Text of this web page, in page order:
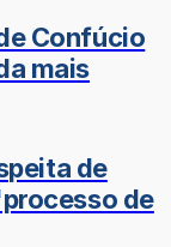
Confúcio
mais
de
de